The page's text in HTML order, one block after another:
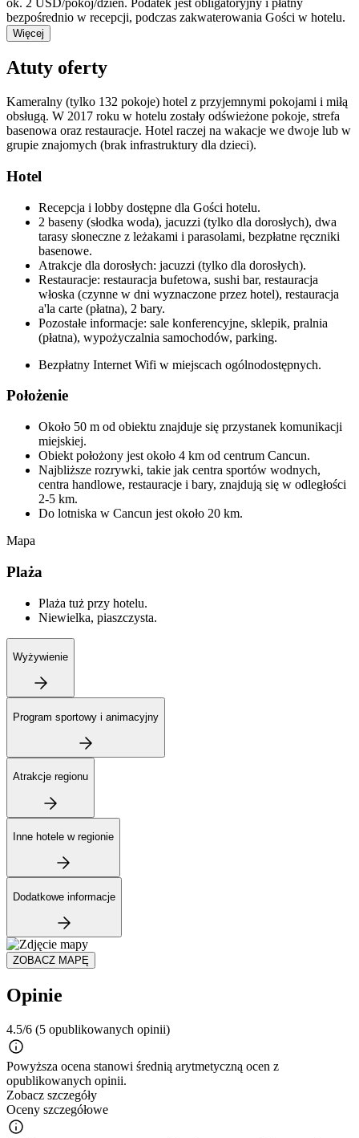
bezpośrednio w recepcji, podczas zakwaterowania Gości w hotelu.
Więcej
Atuty oferty
Kameralny (tylko 132 pokoje) hotel z przyjemnymi pokojami i miłą
obsługą. W 2017 roku w hotelu zostały odświeżone pokoje, strefa
basenowa oraz restauracje. Hotel raczej na wakacje we dwoje lub w
grupie znajomych (brak infrastruktury dla dzieci).
Hotel
Recepcja i lobby dostępne dla Gości hotelu.
2 baseny (słodka woda), jacuzzi (tylko dla dorosłych), dwa
tarasy słoneczne z leżakami i parasolami, bezpłatne ręczniki
basenowe.
Atrakcje dla dorosłych: jacuzzi (tylko dla dorosłych).
Restauracje: restauracja bufetowa, sushi bar, restauracja
włoska (czynne w dni wyznaczone przez hotel), restauracja
a'la carte (płatna), 2 bary.
Pozostałe informacje: sale konferencyjne, sklepik, pralnia
(płatna), wypożyczalnia samochodów, parking.
Bezpłatny Internet Wifi w miejscach ogólnodostępnych.
Położenie
Około 50 m od obiektu znajduje się przystanek komunikacji
miejskiej.
Obiekt położony jest około 4 km od centrum Cancun.
Najbliższe rozrywki, takie jak centra sportów wodnych,
centra handlowe, restauracje i bary, znajdują się w odległości
2-5 km.
Do lotniska w Cancun jest około 20 km.
Mapa
Plaża
Plaża tuż przy hotelu.
Niewielka, piaszczysta.
Wyżywienie
Program sportowy i animacyjny
Atrakcje regionu
Inne hotele w regionie
Dodatkowe informacje
ZOBACZ MAPĘ
Opinie
4.5/6 (5 opublikowanych opinii)
Powyższa ocena stanowi średnią arytmetyczną ocen z
opublikowanych opinii.
Zobacz szczegóły
Oceny szczegółowe